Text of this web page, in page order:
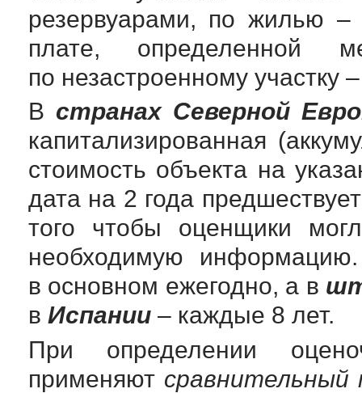
резервуарами, по жилью –
плате, определенной
по незастроенному участку
В странах Северной
капитализированная
стоимость объекта на
дата на 2 года
того чтобы оценщики
необходимую
в основном ежегодно, а в
в Испании– каждые 8 лет.
При определении
применяют